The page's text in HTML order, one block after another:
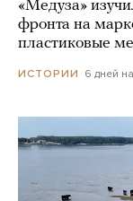
«Медуза»
фронта на
пластиковые
ИСТОРИИ 6 дней